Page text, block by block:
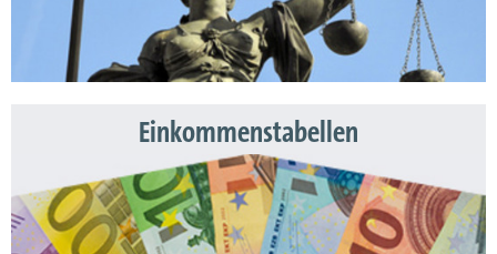
Einkommenstabellen